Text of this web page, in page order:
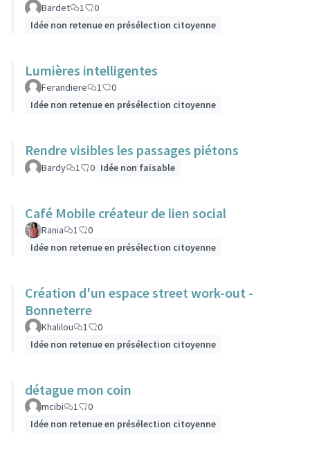
Bardet 1
0
Idée non retenue en présélection citoyenne
Lumières intelligentes
Ferandiere 1
0
Idée non retenue en présélection citoyenne
Rendre visibles les passages piétons
Bardy 1 0 Idée non faisable
Café Mobile créateur de lien social
Rania 1
0
Idée non retenue en présélection citoyenne
Création d'un espace street work-out -
Bonneterre
Khalilou 1
0
Idée non retenue en présélection citoyenne
détague mon coin
mcibi 1
0
Idée non retenue en présélection citoyenne